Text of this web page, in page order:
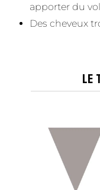
apporter du
Des cheveux
LE